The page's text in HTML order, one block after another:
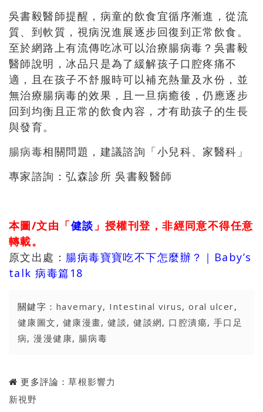
吳書毅醫師提醒，病童的飲食宜循序漸進，從流
質、到軟質，視病況進展逐步回復到正常飲食。
至於網路上有流傳吃冰可以治療腸病毒？吳書毅
醫師說明，冰品只是為了緩解孩子口腔疼痛不
適，且在孩子不舒服時可以補充熱量及水份，並
無治療腸病毒的效果，且一旦病癒後，仍應逐步
回到均衡且正常的飲食內容，才有助孩子的生長
與發育。
腸病毒相關問題，建議諮詢「小兒科、家醫科」
專家諮詢：弘森診所 吳書毅醫師
本圖/文由「健談 」授權刊登，非經同意不得任意
轉載。
原文出處： 腸病毒寶寶吃不下怎麼辦？｜Baby’s
talk 病毒篇18
關鍵字： havemary, Intestinal virus,oral ulcer,
健康圖文 , 健康漫畫,健談,健談網, 口腔潰瘍, 手口足
病,漫漫健康, 腸病毒
更多評論：草根影響力
新視野